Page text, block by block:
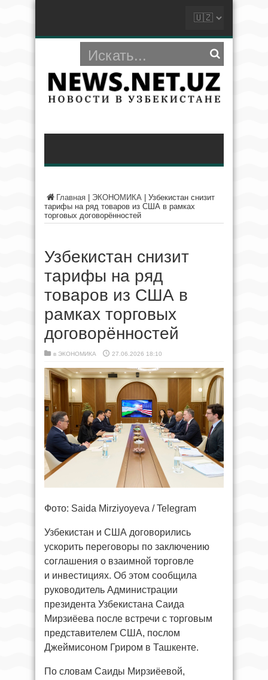
Главная ЭКОНОМИКА
Узбекистан снизит
тарифы на ряд товаров из США в рамках
торговых договорённостей
Узбекистан снизит
тарифы на ряд
товаров из США в
рамках торговых
договорённостей
в ЭКОНОМИКА 27.06.2026 18:10
Фото: Saida Mirziyoyeva / Telegram
Узбекистан и США договорились
ускорить переговоры по заключению
соглашения о взаимной торговле
и инвестициях. Об этом сообщила
руководитель Администрации
президента Узбекистана Саида
Мирзиёева после встречи с торговым
представителем США, послом
Джеймисоном Гриром в Ташкенте.
По словам Саиды Мирзиёевой,